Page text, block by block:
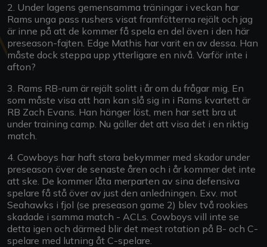
2. Under lagens gemensamma träningar i veckan har
Rams unga pass rushers visat framfötterna rejält och jag
är inne på att de kommer få spela en del även i den här
preseason-fajten. Edge Mathis har varit en av dessa. Han
måste dock steppa upp ytterligare en nivå. Varför inte i
afton?
3. Rams RB-rum är rejält solitt i år om du frågar mig. En
som måste visa att han kan slå sig in i Rams kvartett är
RB Zach Evans. Han hänger löst, men har sett bra ut
under training camp. Nu gäller det att visa det i en riktig
match.
4. Cowboys har haft stora bekymmer med skador under
preseason över de senaste åren och i år kommer det inte
att ske. De kommer låta merparten av sina defensiva
spelare få stå över av just den anledningen. Exv. mot
Seahawks i fjol (se preseason game 2) blev två rookies
skadade i samma match - ACLs. Cowboys vill inte se
detta igen och därmed blir det mest rotation på B- och C-
spelare med lutning åt C-spelare.